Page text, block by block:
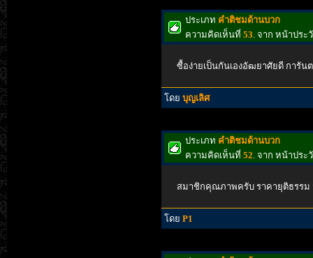
ประเภท คำติชมด้านบวก
ความคิดเห็นที่ 53. จาก หน้าประ
ซื้อง่ายเป็นกันเองอัฒยาศัยดี การัน
โดย บุญเลิศ
ประเภท คำติชมด้านบวก
ความคิดเห็นที่ 52. จาก หน้าประ
สมาชิกคุณภาพครับ ราคายุติธรรม
โดย P1